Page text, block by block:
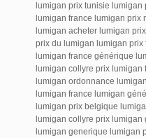
lumigan prix tunisie lumigan
lumigan france lumigan prix
lumigan acheter lumigan
prix du lumigan lumigan prix
lumigan france générique
lumigan collyre prix lumigan
lumigan ordonnance
lumigan france lumigan
lumigan prix belgique
lumigan collyre prix lumigan
lumigan generique lumigan